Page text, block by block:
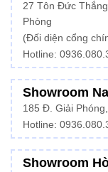
27 Tôn Đức
Phòng
(Đối diện cổng
Hotline:
Showroom
185 Đ. Giải
Hotline:
Showroom